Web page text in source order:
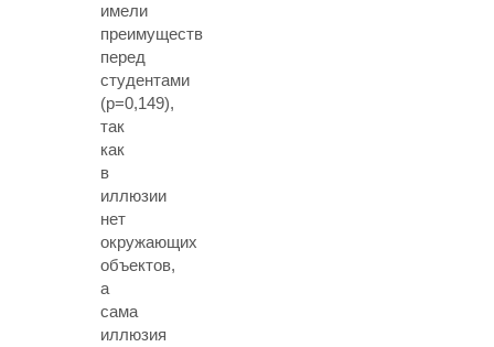
имели
преимуществ
перед
студентами
(p=0,149),
так
как
в
иллюзии
нет
окружающих
объектов,
а
сама
иллюзия